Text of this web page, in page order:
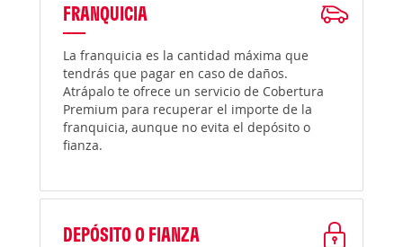
FRANQUICIA
La franquicia es la cantidad máxima que
tendrás que pagar en caso de daños.
Atrápalo te ofrece un servicio de Cobertura
Premium para recuperar el importe de la
franquicia, aunque no evita el depósito o
fianza.
DEPÓSITO O FIANZA